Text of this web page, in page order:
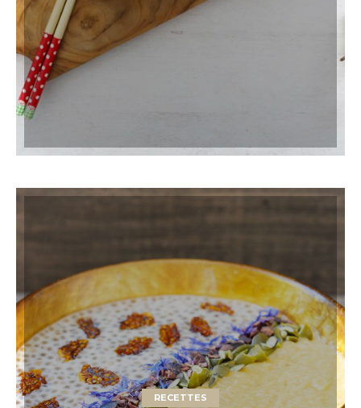
RECETTES